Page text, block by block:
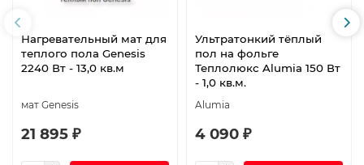
Нагревательный мат для
теплого пола Genesis
2240 Вт - 13,0 кв.м
мат Genesis
21 895 ₽
Ультратонкий тёплый
пол на фольге
Теплолюкс Alumia 150 Вт
- 1,0 кв.м.
Alumia
4 090 ₽